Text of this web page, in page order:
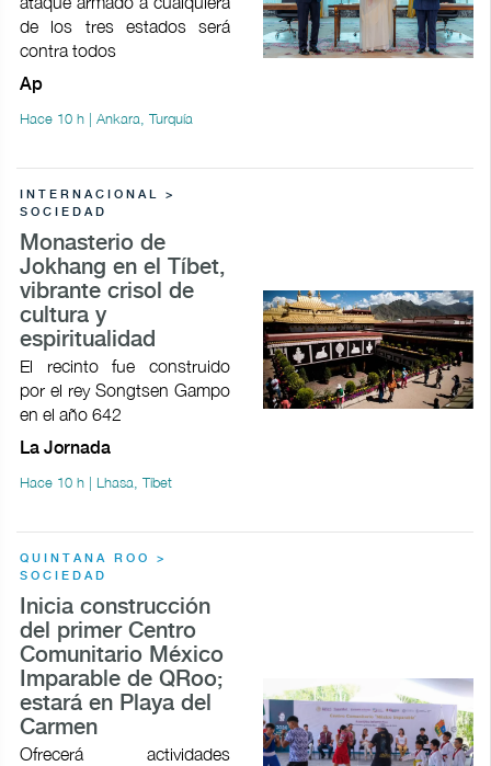
de los tres estados será
contra todos
Ap
Hace 10 h | Ankara, Turquía
INTERNACIONAL >
SOCIEDAD
Monasterio de
Jokhang en el Tíbet,
vibrante crisol de
cultura y
espiritualidad
El recinto fue construido
por el rey Songtsen Gampo
en el año 642
La Jornada
Hace 10 h | Lhasa, Tíbet
QUINTANA ROO >
SOCIEDAD
Inicia construcción
del primer Centro
Comunitario México
Imparable de QRoo;
estará en Playa del
Carmen
Ofrecerá actividades